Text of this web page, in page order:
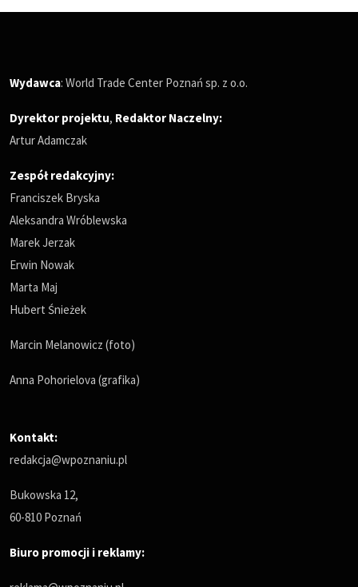
Wydawca: World Trade Center Poznań sp. z o.o.
Dyrektor projektu, Redaktor Naczelny:
Artur Adamczak
Zespół redakcyjny:
Franciszek Bryska
Aleksandra Wróblewska
Marek Jerzak
Erwin Nowak
Marta Maj
Hubert Śnieżek
Marcin Melanowicz (foto)
Anna Pohorielova (grafika)
Kontakt:
redakcja@wpoznaniu.pl
Bukowska 12,
60-810 Poznań
Biuro promocji i reklamy: